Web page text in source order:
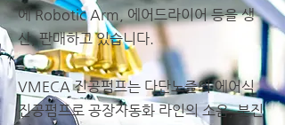
에 Robotic Arm, 에어드라이어 등을 생
산, 판매하고 있습니다.
VMECA 진공펌프는 다단노즐의 에어식
진공펌프로 공장자동화 라인의 소음, 분진